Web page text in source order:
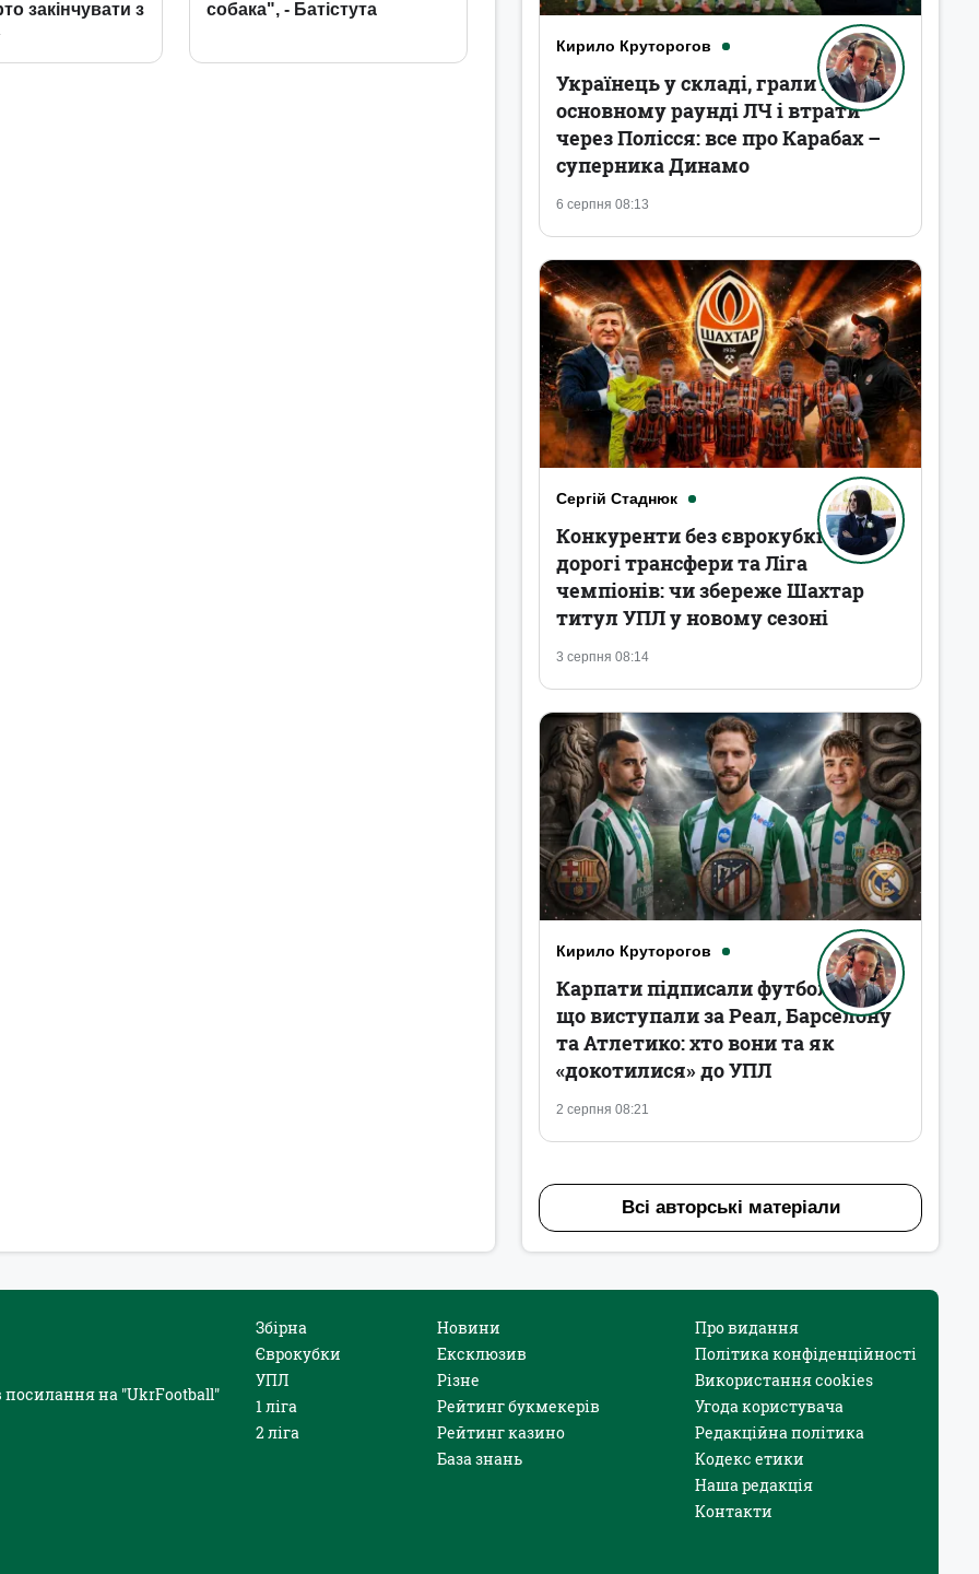
Кирило Круторогов
6 серпня 08:13
Українець у складі, грали в
основному раунді ЛЧ і втрати
через Полісся: все про Карабах –
суперника Динамо
Сергій Стаднюк
3 серпня 08:14
Конкуренти без єврокубків,
дорогі трансфери та Ліга
чемпіонів: чи збереже Шахтар
титул УПЛ у новому сезоні
Кирило Круторогов
2 серпня 08:21
Карпати підписали футболістів,
що виступали за Реал, Барселону
та Атлетико: хто вони та як
«докотилися» до УПЛ
Всі авторські матеріали
посилання на "UkrFootball"
Збірна
Єврокубки
УПЛ
1 ліга
2 ліга
Новини
Ексклюзив
Різне
Рейтинг букмекерів
Рейтинг казино
База знань
Про видання
Політика конфіденційності
Використання cookies
Угода користувача
Редакційна політика
Кодекс етики
Наша редакція
Контакти